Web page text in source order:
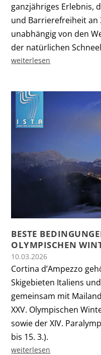
ganzjähriges Erlebnis,
und Barrierefreiheit an
unabhängig von den
der natürlichen
weiterlesen
BESTE
OLYMPISCHEN
10.03.2026
Cortina d’Ampezzo
Skigebieten Italiens
gemeinsam mit
XXV. Olympischen
sowie der XIV.
bis 15. 3.).
weiterlesen